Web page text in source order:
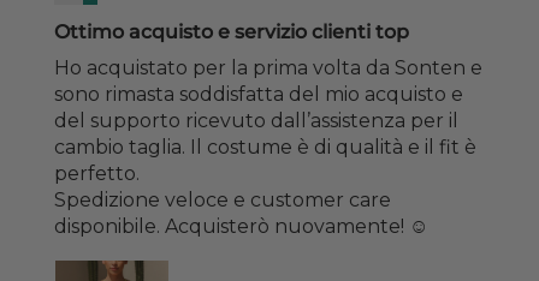
Ottimo acquisto e servizio clienti top
Ho acquistato per la prima volta da Sonten e
sono rimasta soddisfatta del mio acquisto e
del supporto ricevuto dall’assistenza per il
cambio taglia. Il costume è di qualità e il fit è
perfetto.
Spedizione veloce e customer care
disponibile. Acquisterò nuovamente! ☺️